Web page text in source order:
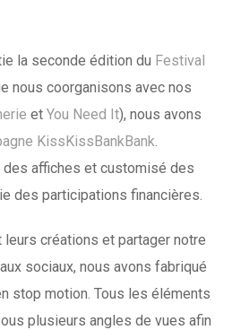
la seconde édition du Festival
nous coorganisons avec nos
et You Need It), nous avons
KissKissBankBank
affiches et customisé des
des participations financières.
leurs créations et partager notre
sociaux, nous avons fabriqué
stop motion. Tous les éléments
plusieurs angles de vues afin